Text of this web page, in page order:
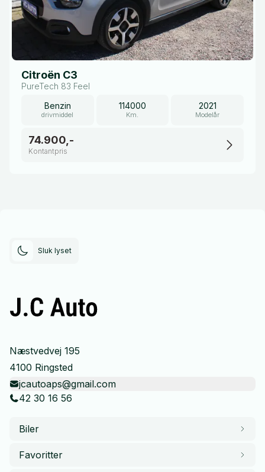
Citroën C3
PureTech 83 Feel
Benzin
drivmiddel
114000
Km.
2021
Modelår
74.900,-
Kontantpris
Sluk lyset
Næstvedvej 195
4100 Ringsted
jcautoaps@gmail.com
42 30 16 56
Biler
Favoritter